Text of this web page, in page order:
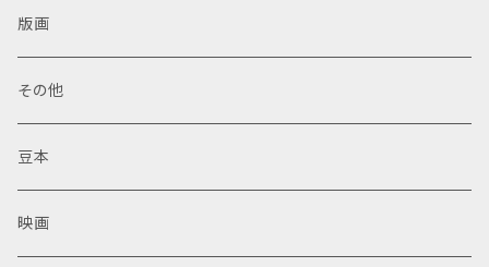
版画
その他
豆本
映画